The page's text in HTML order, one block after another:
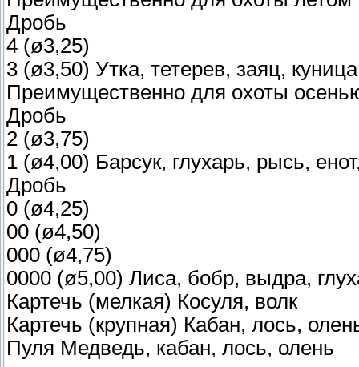
Дробь
4 (ø3,25)
3 (ø3,50) Утка, тетерев, заяц,
Преимущественно для охоты
Дробь
2 (ø3,75)
1 (ø4,00) Барсук, глухарь, рысь,
Дробь
0 (ø4,25)
00 (ø4,50)
000 (ø4,75)
0000 (ø5,00) Лиса, бобр, выдра,
Картечь (мелкая) Косуля, волк
Картечь (крупная) Кабан, лось,
Пуля Медведь, кабан, лось, олень